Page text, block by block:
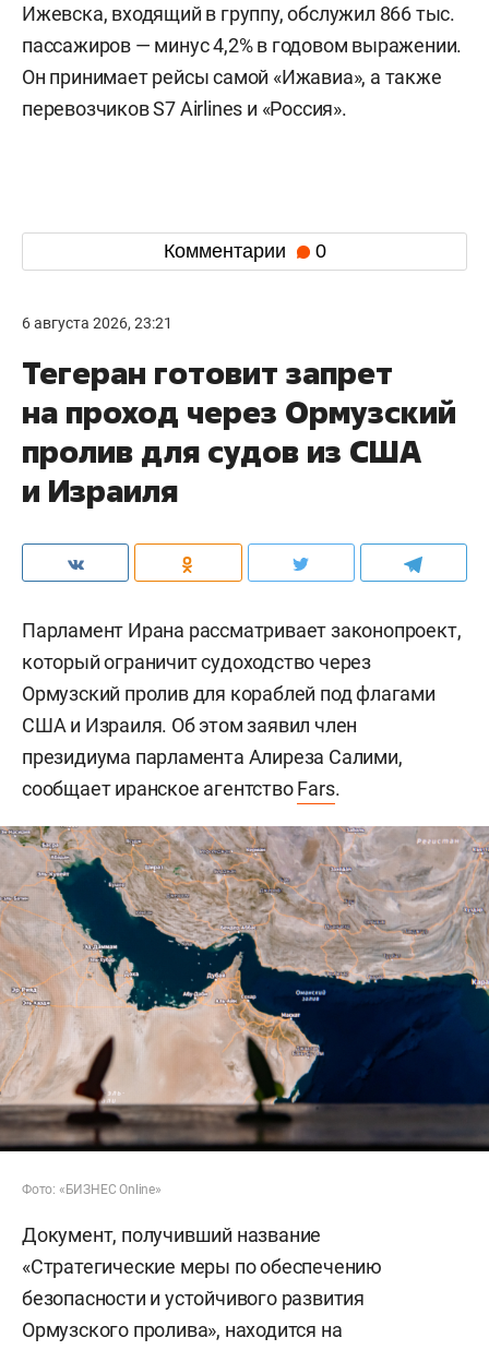
Ижевска, входящий в группу, обслужил 866 тыс.
пассажиров — минус 4,2% в годовом выражении.
Он принимает рейсы самой «Ижавиа», а также
перевозчиков S7 Airlines и «Россия».
Комментарии 0
6 августа 2026, 23:21
Тегеран готовит запрет
на проход через Ормузский
пролив для судов из США
и Израиля
Парламент Ирана рассматривает законопроект,
который ограничит судоходство через
Ормузский пролив для кораблей под флагами
США и Израиля. Об этом заявил член
президиума парламента Алиреза Салими,
сообщает иранское агентствоFars.
Фото: «БИЗНЕС Online»
Документ, получивший название
«Стратегические меры по обеспечению
безопасности и устойчивого развития
Ормузского пролива», находится на